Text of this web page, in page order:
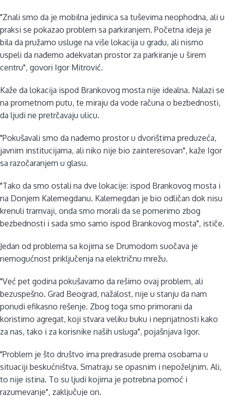
"Znali smo da je mobilna jedinica sa tuševima neophodna, ali u
praksi se pokazao problem sa parkiranjem. Početna ideja je
bila da pružamo usluge na više lokacija u gradu, ali nismo
uspeli da nađemo adekvatan prostor za parkiranje u širem
centru", govori Igor Mitrović.
Kaže da lokacija ispod Brankovog mosta nije idealna. Nalazi se
na prometnom putu, te miraju da vode računa o bezbednosti,
da ljudi ne pretrčavaju ulicu.
"Pokušavali smo da nađemo prostor u dvorištima preduzeća,
javnim institucijama, ali niko nije bio zainteresovan", kaže Igor
sa razočaranjem u glasu.
"Tako da smo ostali na dve lokacije: ispod Brankovog mosta i
na Donjem Kalemegdanu. Kalemegdan je bio odličan dok nisu
krenuli tramvaji, onda smo morali da se pomerimo zbog
bezbednosti i sada smo samo ispod Brankovog mosta", ističe.
Jedan od problema sa kojima se Drumodom suočava je
nemogućnost priključenja na električnu mrežu.
"Već pet godina pokušavamo da rešimo ovaj problem, ali
bezuspešno. Grad Beograd, nažalost, nije u stanju da nam
ponudi efikasno rešenje. Zbog toga smo primorani da
koristimo agregat, koji stvara veliku buku i neprijatnosti kako
za nas, tako i za korisnike naših usluga", pojašnjava Igor.
"Problem je što društvo ima predrasude prema osobama u
situaciji beskućništva. Smatraju se opasnim i nepoželjnim. Ali,
to nije istina. To su ljudi kojima je potrebna pomoć i
razumevanje", zaključuje on.